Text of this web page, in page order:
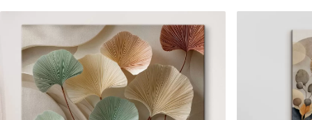
✓
✓Biztonságos, szagtalan tinta
✗ Vászonhatású felület
✗Környezetbarát anyag
✓
✓
✓ Vászonhatású felület
✗ Környezetbarát anyag